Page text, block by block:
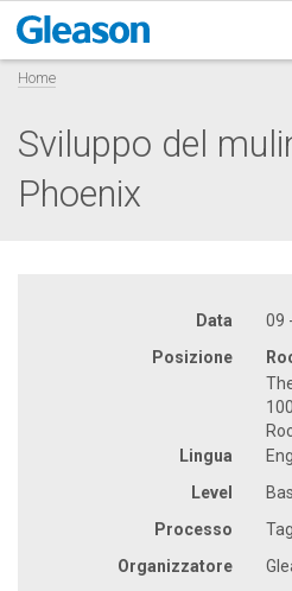
Home
Sviluppo del
Phoenix
Data
09
Posizione
Lingua
Level
Processo
Organizzatore